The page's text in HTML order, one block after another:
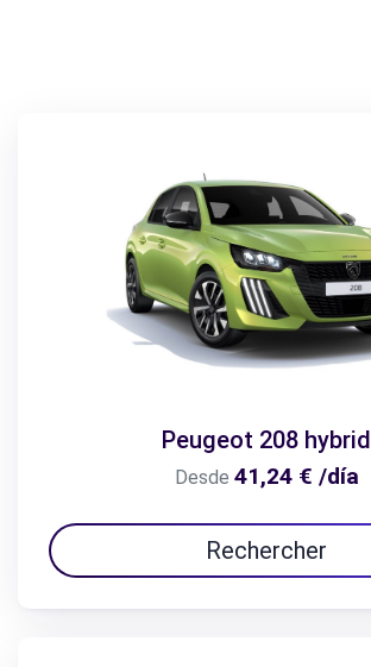
Peugeot 208 hybrid
Desde 41,24 € /día
Rechercher